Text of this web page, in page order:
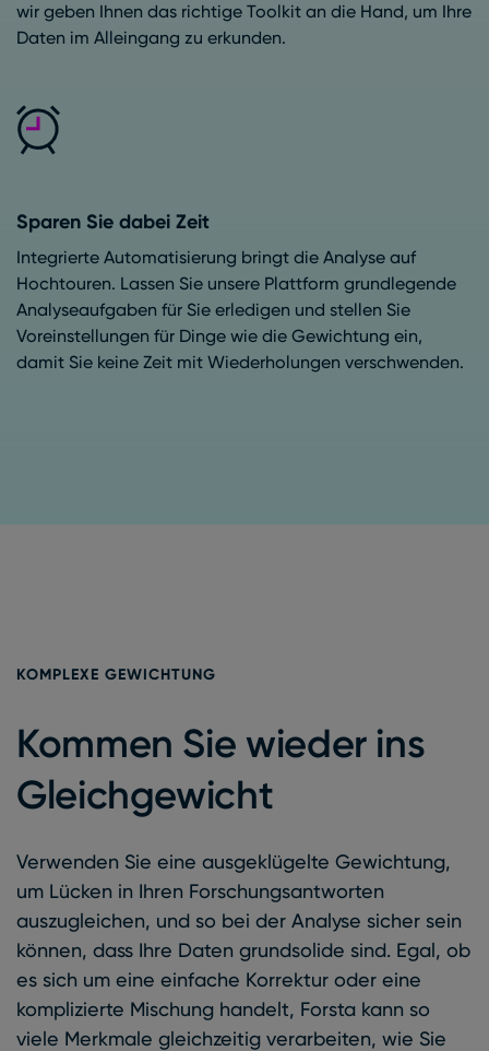
wir geben Ihnen das richtige Toolkit an die Hand, um Ihre
Daten im Alleingang zu erkunden.
Sparen Sie dabei Zeit
Integrierte Automatisierung bringt die Analyse auf
Hochtouren. Lassen Sie unsere Plattform grundlegende
Analyseaufgaben für Sie erledigen und stellen Sie
Voreinstellungen für Dinge wie die Gewichtung ein,
damit Sie keine Zeit mit Wiederholungen verschwenden.
KOMPLEXE GEWICHTUNG
Kommen Sie wieder ins
Gleichgewicht
Verwenden Sie eine ausgeklügelte Gewichtung,
um Lücken in Ihren Forschungsantworten
auszugleichen, und so bei der Analyse sicher sein
können, dass Ihre Daten grundsolide sind. Egal, ob
es sich um eine einfache Korrektur oder eine
komplizierte Mischung handelt, Forsta kann so
viele Merkmale gleichzeitig verarbeiten, wie Sie